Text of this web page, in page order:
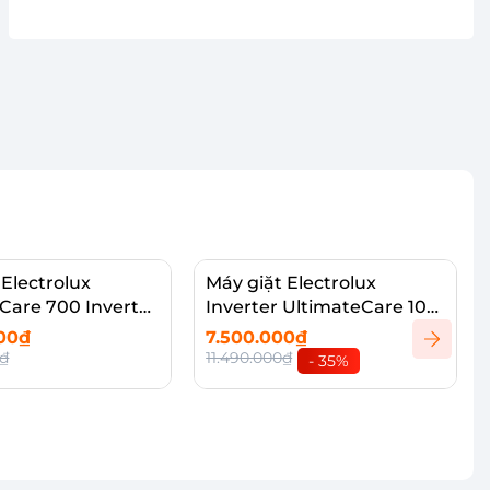
700 Inverter
Máy giặt Electrolux
Inverter UltimateCare 100
10 kg EWF1025DQWB
7.500.000₫
11.490.000₫ - 35%